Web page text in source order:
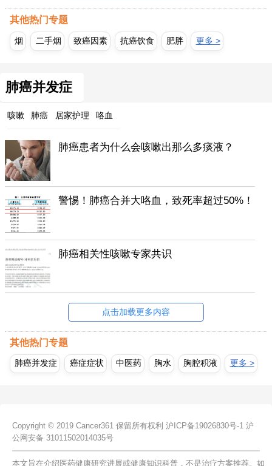
其他热门专题
烟 二手烟 致癌因素 抗癌饮食 肥胖 更多 >
肺癌并发症
咳嗽 肺癌 居家护理 咯血
肺癌患者为什么会咳嗽出那么多痰液？
警惕！肺癌合并大咯血，致死率超过50%！
肺癌相关性咳嗽专家共识
点击加载更多内容
其他热门专题
肺癌并发症 癌症症状 中医药 胸水 胸腔积液 更多 >
Copyright © 2019 Cancer361 保留所有权利 沪ICP备19026830号-1 沪
公网安备 31011502014035号
本文旨在介绍医药健康研究进展或健康知识科普，不是治疗方案推荐。如